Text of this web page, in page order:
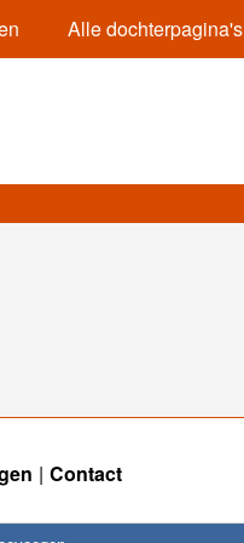
Alle dochterpagina's
Contact